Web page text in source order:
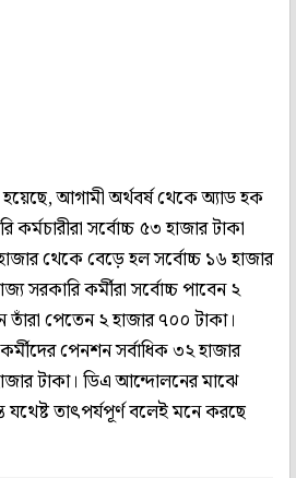
হয়েছে, আগামী অর্থবর্ষ থেকে অ্যাড হক
সর্বোচ্চ ৫৩ হাজার টাকা
থেকে বেড়ে হল সর্বোচ্চ ১৬ হাজার
সরকারি কর্মীরা সর্বোচ্চ পাবেন ২
পেতেন ২ হাজার ৭০০ টাকা।
পেনশন সর্বাধিক ৩২ হাজার
টাকা। ডিএ আন্দোলনের মাঝে
যথেষ্ট তাৎপর্যপূর্ণ বলেই মনে করছে